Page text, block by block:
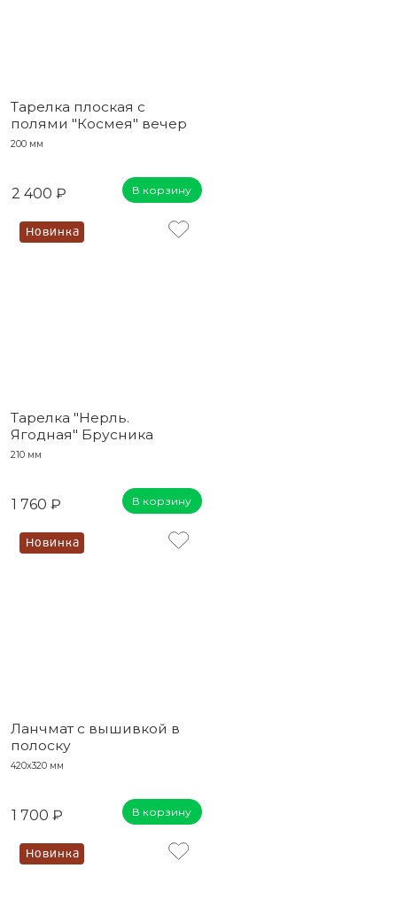
Тарелка плоская с
полями "Космея" вечер
200 мм
2 400 ₽ В корзину
Новинка
Тарелка "Нерль.
Ягодная" Брусника
210 мм
1 760 ₽ В корзину
Новинка
Ланчмат с вышивкой в
полоску
420x320 мм
1 700 ₽ В корзину
Новинка